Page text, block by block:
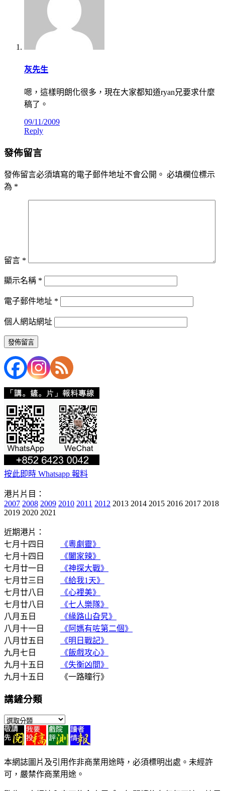
灰先生
嗯，這樣明朗化很多，現在大家都知道ryan兄要求什麼
稿了。
09/11/2009
Reply
發佈留言
發佈留言必須填寫的電子郵件地址不會公開。 必填欄位標示
為 *
留言 *
顯示名稱 *
電子郵件地址 *
個人網站網址
按此即時 Whatsapp 報料
港片片目：
2007 2008 2009 2010 2011 2012 2013 2014 2015 2016 2017 2018
2019 2020 2021
近期港片：
七月十四日
《粵劇靈》
七月十四日
《闔家辣》
七月廿一日
《神探大戰》
七月廿三日
《給我1天》
七月廿八日
《心裡美》
七月廿八日
《七人樂隊》
八月五日
《緣路山旮旯》
八月十一日
《阿媽有咗第二個》
八月廿五日
《明日戰記》
九月七日
《飯戲攻心》
九月十五日
《失衡凶間》
九月十五日 《一路瞳行》
講鏟分類
講
鏟
分
類
本網誌圖片及引用作非商業用途時，必須標明出處。未經許
可，嚴禁作商業用途。